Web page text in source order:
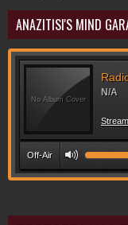
ANAZITISI'S MIND